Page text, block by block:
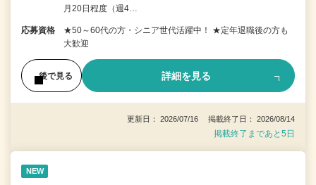
月20日程度（週4…
応募資格
★50～60代の方・シニア世代活躍中！ ★定年退職後の方も
大歓迎
後で見る 詳細を見る
更新日： 2026/07/16 掲載終了日： 2026/08/14
掲載終了まであと5日
NEW